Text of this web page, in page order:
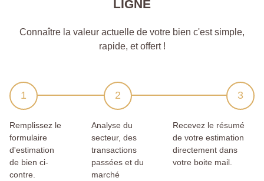
LIGNE
Connaître la valeur actuelle de votre bien c'est simple,
rapide, et offert !
Remplissez le
formulaire
d'estimation
de bien ci-
contre.
Analyse du
secteur, des
transactions
passées et du
marché
Recevez le résumé
de votre estimation
directement dans
votre boite mail.